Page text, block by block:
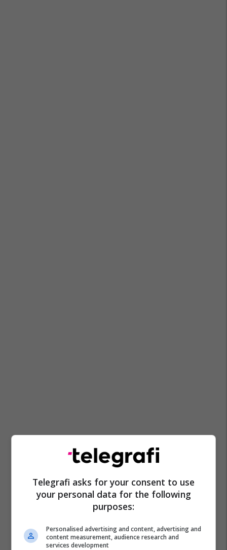
Fajdeja Prizren
Telegrafi asks for your consent to use
your personal data for the following
purposes:
Personalised advertising and content, advertising and
content measurement, audience research and
services development